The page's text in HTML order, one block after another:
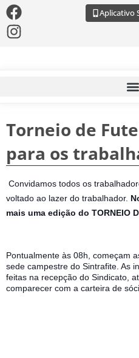
Aplicativo
Torneio de
para os
Convidamos todos os
voltado ao lazer do trabalhador.
mais uma edição do TORNEIO
Pontualmente às 08h, começam
sede campestre do Sintrafite. As
feitas na recepção do Sindicato,
comparecer com a